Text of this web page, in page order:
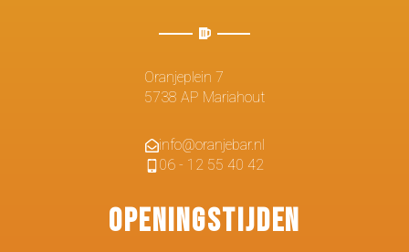
Oranjeplein 7
5738 AP Mariahout
info@oranjebar.nl
06 - 12 55 40 42
Openingstijden